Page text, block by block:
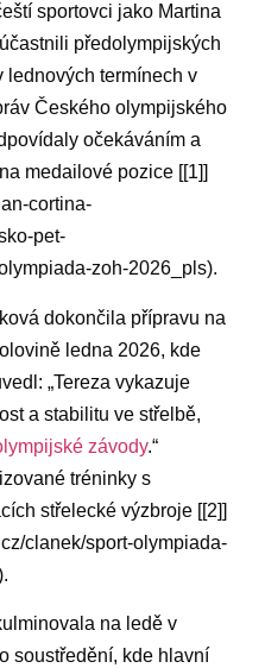
sportovci jako Martina
předolympijských
lednových termínech v
Českého olympijského
očekáváním a
medailové pozice [[1]]
cortina-
pet-
zoh-2026_pls).
dokončila přípravu ​na
ledna 2026,⁢ kde⁤
„Tereza vykazuje
a ​stabilitu⁣ ve střelbě,
závody.“
tréninky s
střelecké výzbroje [[2]]
clanek/sport-olympiada-
na⁣ ledě v
soustředění, kde hlavní